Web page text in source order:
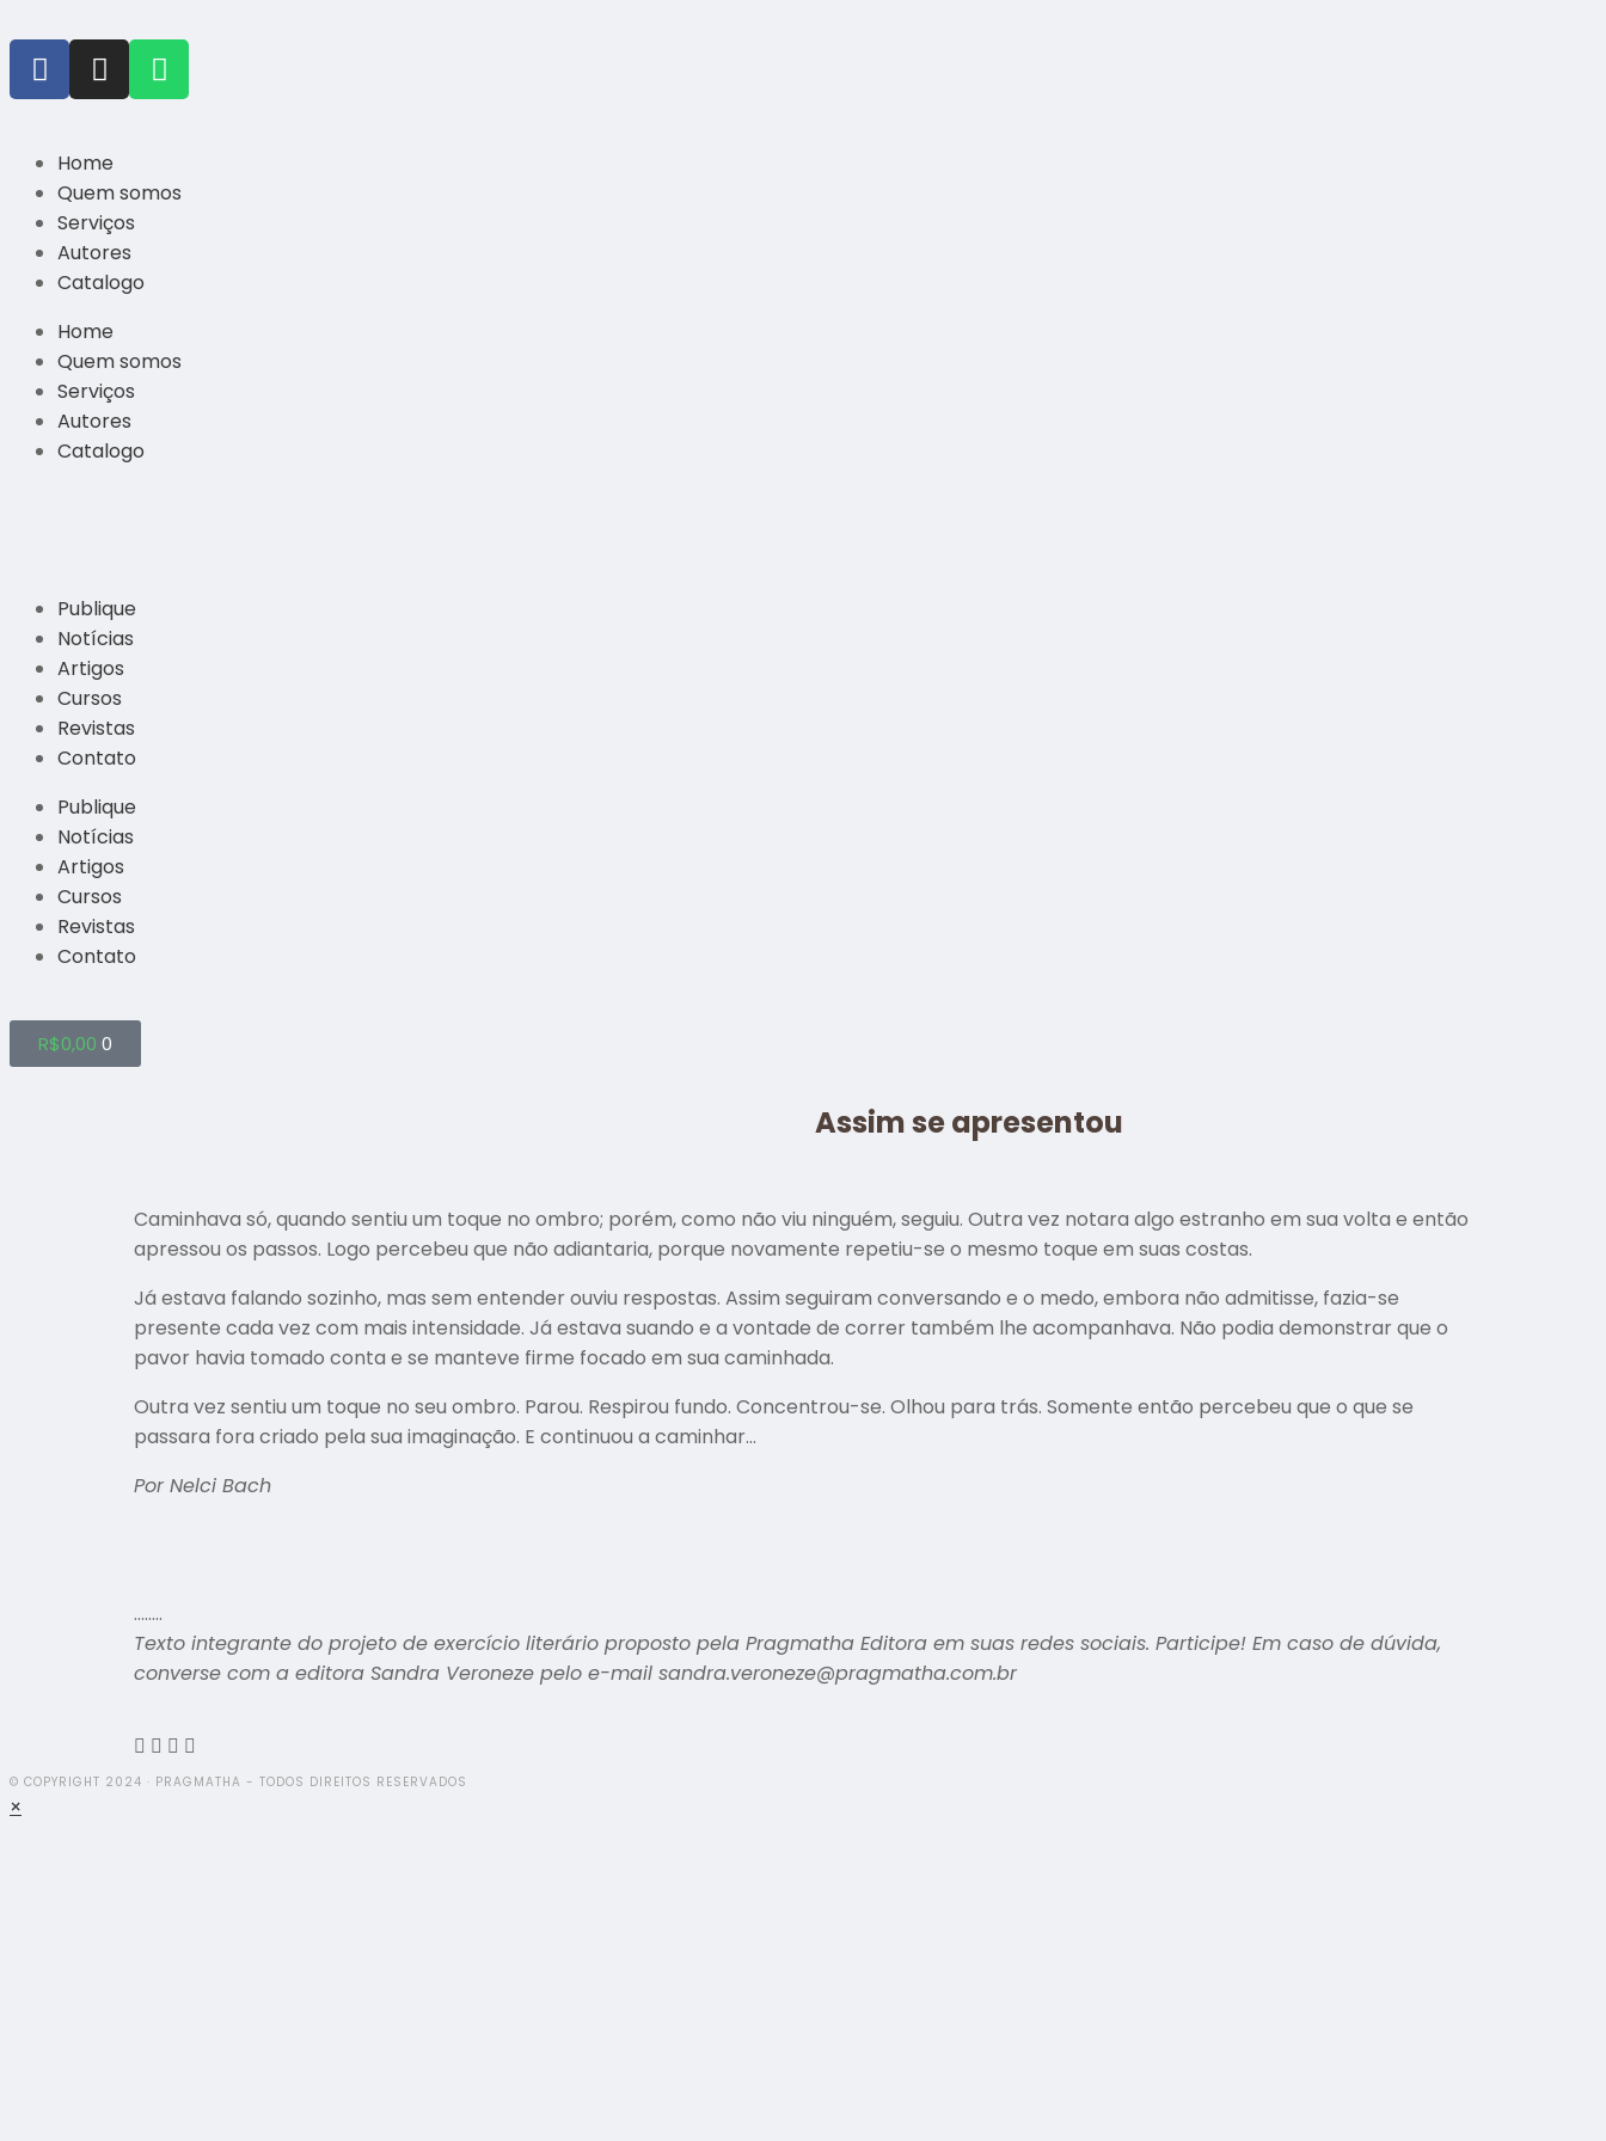
Home
Quem somos
Serviços
Autores
Catalogo
Home
Quem somos
Serviços
Autores
Catalogo
Publique
Notícias
Artigos
Cursos
Revistas
Contato
Publique
Notícias
Artigos
Cursos
Revistas
Contato
R$0,00 0
Assim se apresentou
Caminhava só, quando sentiu um toque no ombro; porém, como não viu ninguém, seguiu. Outra vez notara algo estranho em sua volta e então
apressou os passos. Logo percebeu que não adiantaria, porque novamente repetiu-se o mesmo toque em suas costas.
Já estava falando sozinho, mas sem entender ouviu respostas. Assim seguiram conversando e o medo, embora não admitisse, fazia-se
presente cada vez com mais intensidade. Já estava suando e a vontade de correr também lhe acompanhava. Não podia demonstrar que o
pavor havia tomado conta e se manteve firme focado em sua caminhada.
Outra vez sentiu um toque no seu ombro. Parou. Respirou fundo. Concentrou-se. Olhou para trás. Somente então percebeu que o que se
passara fora criado pela sua imaginação. E continuou a caminhar…
Por Nelci Bach
……..
Texto integrante do projeto de exercício literário proposto pela Pragmatha Editora em suas redes sociais. Participe! Em caso de dúvida,
converse com a editora Sandra Veroneze pelo e-mail sandra.veroneze@pragmatha.com.br
© COPYRIGHT 2024 · PRAGMATHA - TODOS DIREITOS RESERVADOS
×